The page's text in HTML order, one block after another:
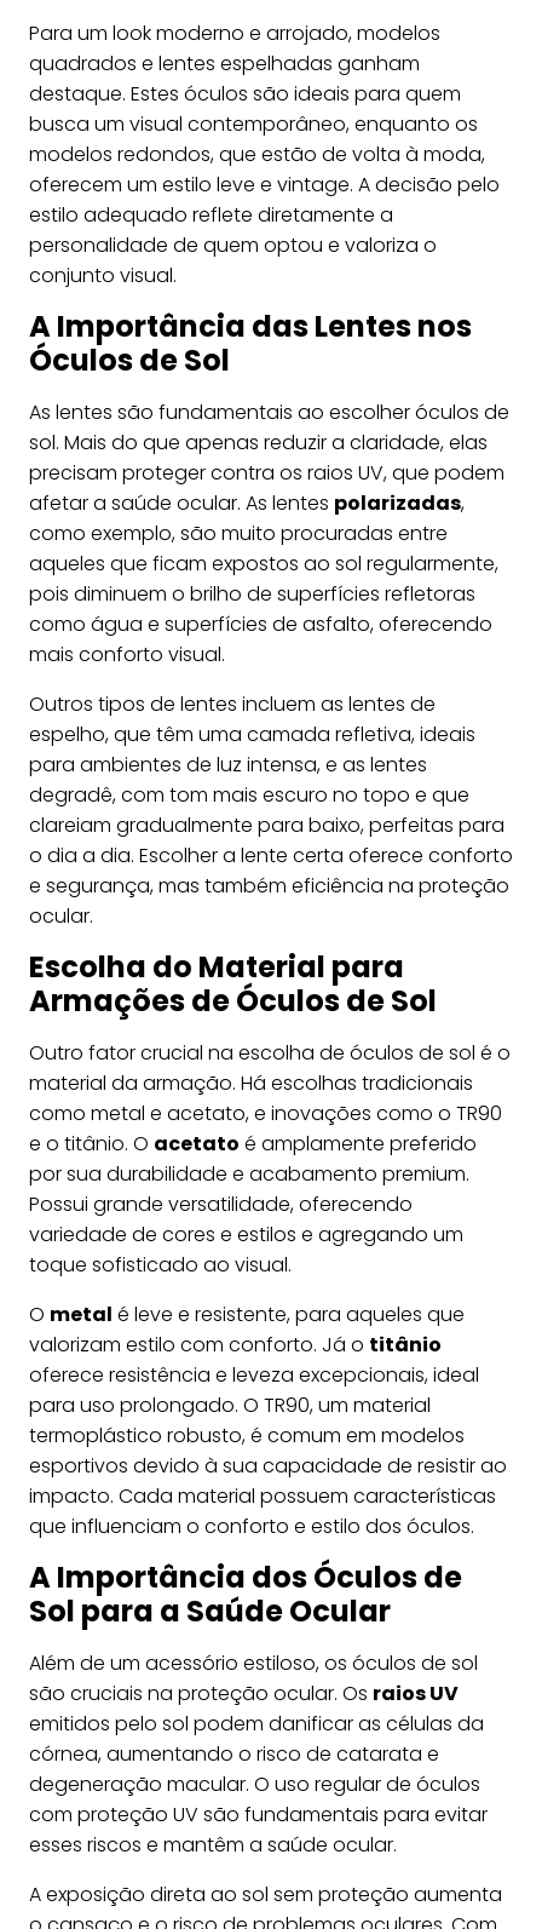
Para um look moderno e arrojado, modelos
quadrados e lentes espelhadas ganham
destaque. Estes óculos são ideais para quem
busca um visual contemporâneo, enquanto os
modelos redondos, que estão de volta à moda,
oferecem um estilo leve e vintage. A decisão pelo
estilo adequado reflete diretamente a
personalidade de quem optou e valoriza o
conjunto visual.
A Importância das Lentes nos
Óculos de Sol
As lentes são fundamentais ao escolher óculos de
sol. Mais do que apenas reduzir a claridade, elas
precisam proteger contra os raios UV, que podem
afetar a saúde ocular. As lentes polarizadas,
como exemplo, são muito procuradas entre
aqueles que ficam expostos ao sol regularmente,
pois diminuem o brilho de superfícies refletoras
como água e superfícies de asfalto, oferecendo
mais conforto visual.
Outros tipos de lentes incluem as lentes de
espelho, que têm uma camada refletiva, ideais
para ambientes de luz intensa, e as lentes
degradê, com tom mais escuro no topo e que
clareiam gradualmente para baixo, perfeitas para
o dia a dia. Escolher a lente certa oferece conforto
e segurança, mas também eficiência na proteção
ocular.
Escolha do Material para
Armações de Óculos de Sol
Outro fator crucial na escolha de óculos de sol é o
material da armação. Há escolhas tradicionais
como metal e acetato, e inovações como o TR90
e o titânio. O acetato é amplamente preferido
por sua durabilidade e acabamento premium.
Possui grande versatilidade, oferecendo
variedade de cores e estilos e agregando um
toque sofisticado ao visual.
O metal é leve e resistente, para aqueles que
valorizam estilo com conforto. Já o titânio
oferece resistência e leveza excepcionais, ideal
para uso prolongado. O TR90, um material
termoplástico robusto, é comum em modelos
esportivos devido à sua capacidade de resistir ao
impacto. Cada material possuem características
que influenciam o conforto e estilo dos óculos.
A Importância dos Óculos de
Sol para a Saúde Ocular
Além de um acessório estiloso, os óculos de sol
são cruciais na proteção ocular. Os raios UV
emitidos pelo sol podem danificar as células da
córnea, aumentando o risco de catarata e
degeneração macular. O uso regular de óculos
com proteção UV são fundamentais para evitar
esses riscos e mantêm a saúde ocular.
A exposição direta ao sol sem proteção aumenta